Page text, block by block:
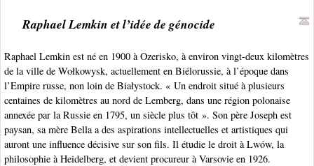
Raphael Lemkin et l’idée de génocide
Raphael Lemkin est né en 1900 à Ozerisko, à environ vingt-deux kilomètres
de la ville de Wołkowysk, actuellement en Biélorussie, à l’époque dans
l’Empire russe, non loin de Białystock. « Un endroit situé à plusieurs
centaines de kilomètres au nord de Lemberg, dans une région polonaise
annexée par la Russie en 1795, un siècle plus tôt ». Son père Joseph est
paysan, sa mère Bella a des aspirations intellectuelles et artistiques qui
auront une influence décisive sur son fils. Il étudie le droit à Lwów, la
philosophie à Heidelberg, et devient procureur à Varsovie en 1926.